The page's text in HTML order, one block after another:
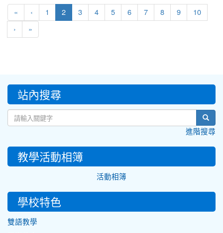
« ‹ 1 2(current)
3 4 5 6 7 8 9 10
› »
::: 站內搜尋
進階搜尋
教學活動相簿
活動相簿
學校特色
雙語教學